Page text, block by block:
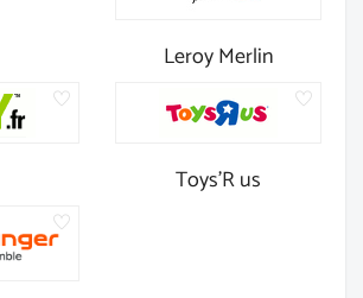
Leroy Merlin
Toys'R us